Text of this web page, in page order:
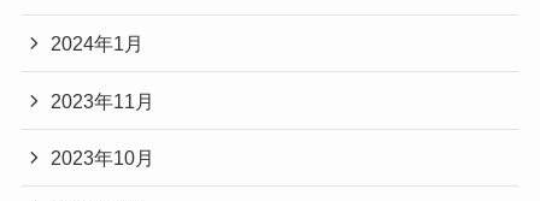
2024年1月
2023年11月
2023年10月